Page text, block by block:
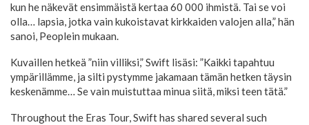
kun he näkevät ensimmäistä kertaa 60 000 ihmistä. Tai se voi
olla… lapsia, jotka vain kukoistavat kirkkaiden valojen alla,” hän
sanoi, Peoplein mukaan.
Kuvaillen hetkeä ”niin villiksi,” Swift lisäsi: ”Kaikki tapahtuu
ympärillämme, ja silti pystymme jakamaan tämän hetken täysin
keskenämme… Se vain muistuttaa minua siitä, miksi teen tätä.”
Throughout the Eras Tour, Swift has shared several such